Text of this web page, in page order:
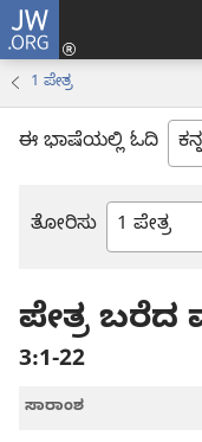
JW.ORG
1 ಪೇತ್ರ
ಈ ಭಾಷೆಯಲ್ಲಿ ಓದಿ
ತೋರಿಸು
ಬೈಬಲ್
ಪೇತ್ರ ಬರೆದ
3:1-22
ಸಾರಾಂಶ